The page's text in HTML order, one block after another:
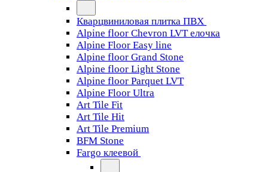
Кварцвиниловая плитка ПВХ
Alpine floor Chevron LVT елочка
Alpine Floor Easy line
Alpine floor Grand Stone
Alpine floor Light Stone
Alpine floor Parquet LVT
Alpine Floor Ultra
Art Tile Fit
Art Tile Hit
Art Tile Premium
BFM Stone
Fargo клеевой